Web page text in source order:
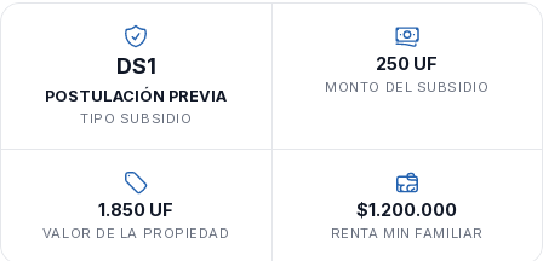
DS1
POSTULACIÓN PREVIA
TIPO SUBSIDIO
250 UF
MONTO DEL SUBSIDIO
1.850 UF
VALOR DE LA PROPIEDAD
$1.200.000
RENTA MIN FAMILIAR